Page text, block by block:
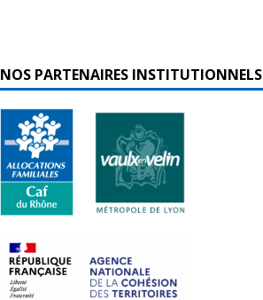
NOS PARTENAIRES INSTITUTIONNELS